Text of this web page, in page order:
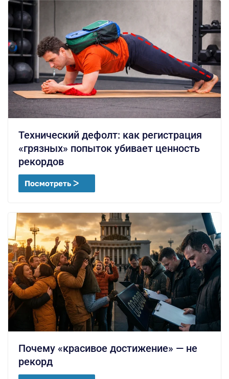
Технический дефолт: как регистрация
«грязных» попыток убивает ценность
рекордов
Посмотреть ᐳ
Почему «красивое достижение» — не
рекорд